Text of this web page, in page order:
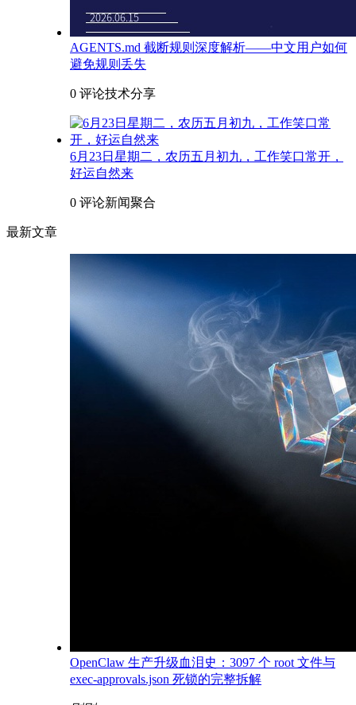
AGENTS.md 截断规则深度解析——中文用户如何
避免规则丢失
0 评论技术分享
6月23日星期二，农历五月初九，工作笑口常开，
好运自然来
0 评论新闻聚合
最新文章
OpenClaw 生产升级血泪史：3097 个 root 文件与
exec-approvals.json 死锁的完整拆解